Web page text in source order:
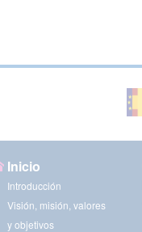
Inicio
Introducción
Visión, misión, valores
y objetivos